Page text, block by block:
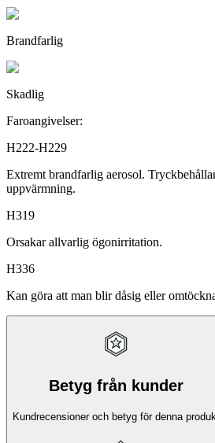
Brandfarlig
Skadlig
Faroangivelser:
H222-H229
Extremt brandfarlig aerosol.
uppvärmning.
H319
Orsakar allvarlig ögonirritation.
H336
Kan göra att man blir dåsig eller
Betyg från kunder
Kundrecensioner och betyg för denna